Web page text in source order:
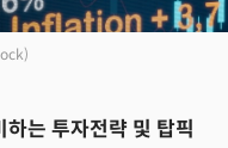
는 투자전략 및 탑픽